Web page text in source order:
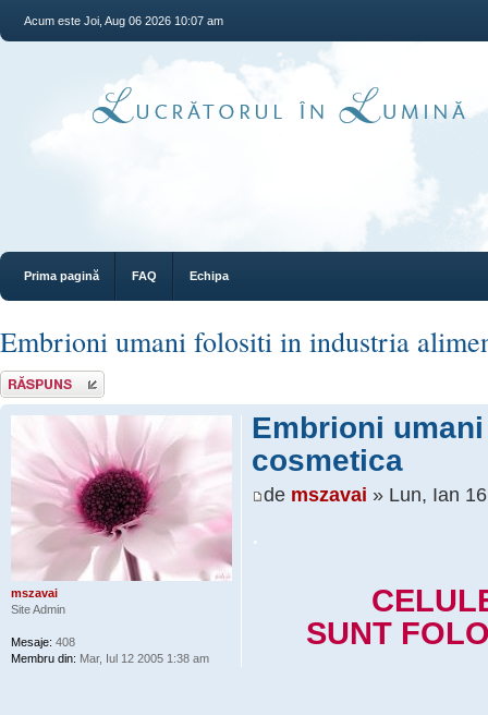
Acum este Joi, Aug 06 2026 10:07 am
Prima pagină FAQ Echipa
Embrioni umani folositi in industria
Răspunde
Embrioni
cosmetica
de mszavai » Lun, Ian
.
SUNT
mszavai
Site Admin
Mesaje: 408
Membru din: Mar, Iul 12 2005 1:38 am